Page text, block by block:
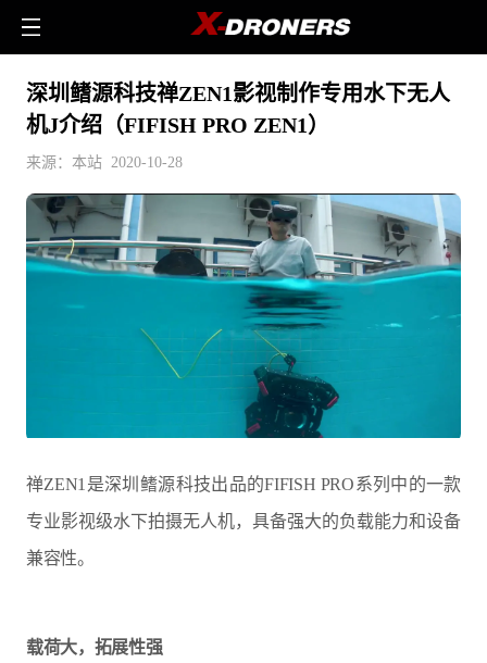
深圳鳍源科技禅ZEN1影视制作专用水下无人
机J介绍（FIFISH PRO ZEN1）
来源：本站 2020-10-28
禅ZEN1是深圳鳍源科技出品的FIFISH PRO系列中的一款
专业影视级水下拍摄无人机，具备强大的负载能力和设备
兼容性。
载荷大，拓展性强